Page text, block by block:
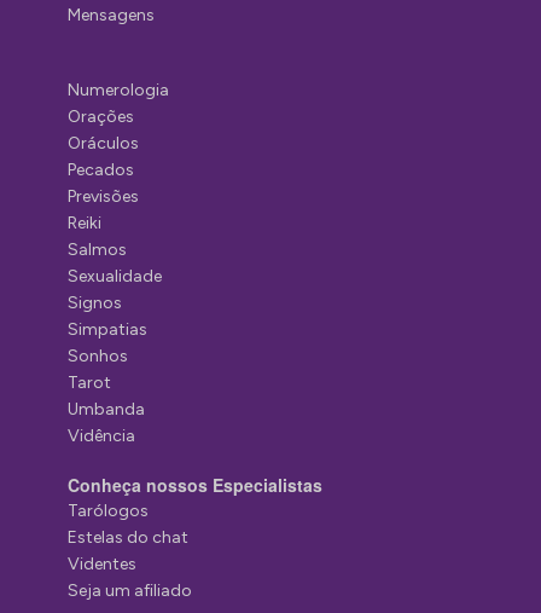
Mensagens
Numerologia
Orações
Oráculos
Pecados
Previsões
Reiki
Salmos
Sexualidade
Signos
Simpatias
Sonhos
Tarot
Umbanda
Vidência
Conheça nossos Especialistas
Tarólogos
Estelas do chat
Videntes
Seja um afiliado